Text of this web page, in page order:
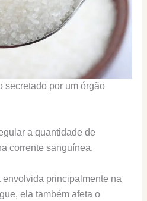
secretado por um órgão
a quantidade de
corrente sanguínea.
principalmente na
ela também afeta o